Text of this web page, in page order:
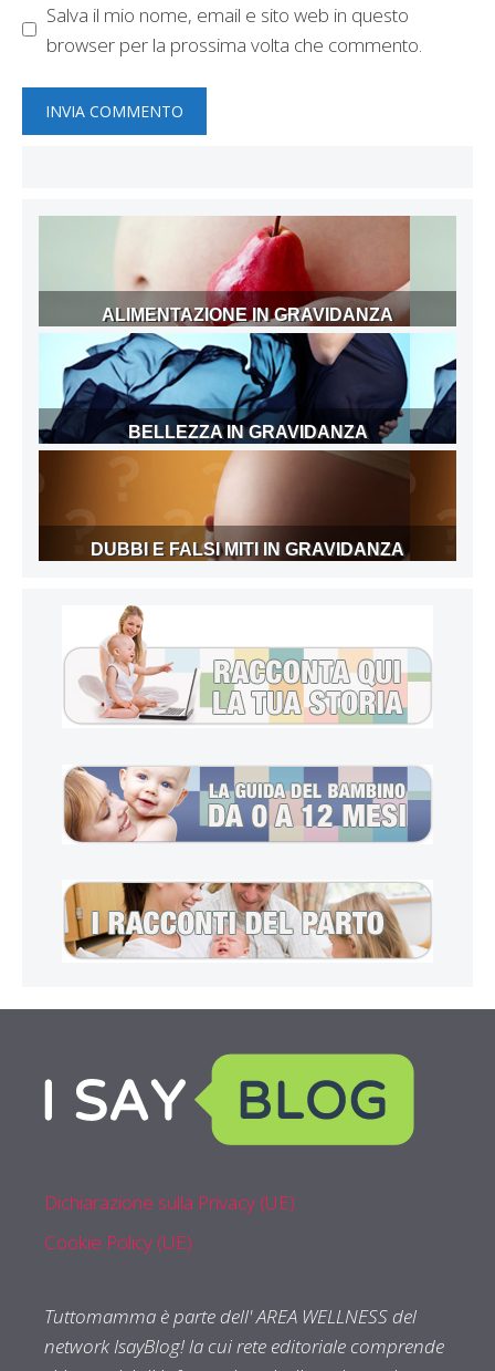
Salva il mio nome, email e sito web in questo
browser per la prossima volta che commento.
ALIMENTAZIONE IN GRAVIDANZA
BELLEZZA IN GRAVIDANZA
DUBBI E FALSI MITI IN GRAVIDANZA
Dichiarazione sulla Privacy (UE)
Cookie Policy (UE)
Tuttomamma è parte dell' AREA WELLNESS del
network IsayBlog! la cui rete editoriale comprende